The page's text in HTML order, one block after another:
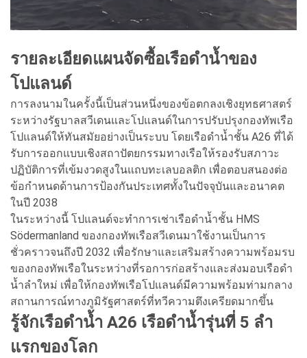
รายละเอียดแผนจัดซื้อเรือดำน้ำของ
โปแลนด์
การลงนามในครั้งนี้เป็นส่วนหนึ่งของข้อตกลงเชิงยุทธศาสตร์
ระหว่างรัฐบาลสวีเดนและโปแลนด์ในการปรับปรุงกองทัพเรือ
โปแลนด์ให้ทันสมัยอย่างเป็นระบบ โดยเรือดำน้ำชั้น A26 ที่ได้
รับการออกแบบเชิงสถาปัตยกรรมทางเรือให้รองรับสภาวะ
ปฏิบัติการที่เข้มงวดสูงในแถบทะเลบอลติก เพื่อตอบสนองต่อ
ข้อกำหนดด้านการป้องกันประเทศทั้งในปัจจุบันและอนาคต
ในปี 2038
ในระหว่างนี้ โปแลนด์จะทำการเช่าเรือดำน้ำชั้น HMS
Södermanland ของกองทัพเรือสวีเดนมาใช้งานเป็นการ
ชั่วคราวจนถึงปี 2032 เพื่อรักษาและเสริมสร้างความพร้อมรบ
ของกองทัพเรือในระหว่างที่รอการก่อสร้างและส่งมอบเรือดำ
น้ำลำใหม่ เพื่อให้กองทัพเรือโปแลนด์มีความพร้อมท่ามกลาง
สถานการณ์ทางภูมิรัฐศาสตร์ที่ทวีความตึงเครียดมากขึ้น
รู้จักเรือดำน้ำ A26 เรือดำน้ำรุ่นที่ 5 ลำ
แรกของโลก